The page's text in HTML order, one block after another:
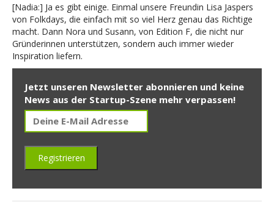
[Nadia:] Ja es gibt einige. Einmal unsere Freundin Lisa Jaspers
von Folkdays, die einfach mit so viel Herz genau das Richtige
macht. Dann Nora und Susann, von Edition F, die nicht nur
Gründerinnen unterstützen, sondern auch immer wieder
Inspiration liefern.
Jetzt unseren Newsletter abonnieren und keine
News aus der Startup-Szene mehr verpassen!